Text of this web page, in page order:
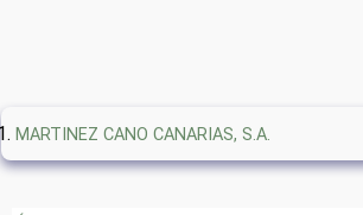
MARTINEZ CANO CANARIAS, S.A.